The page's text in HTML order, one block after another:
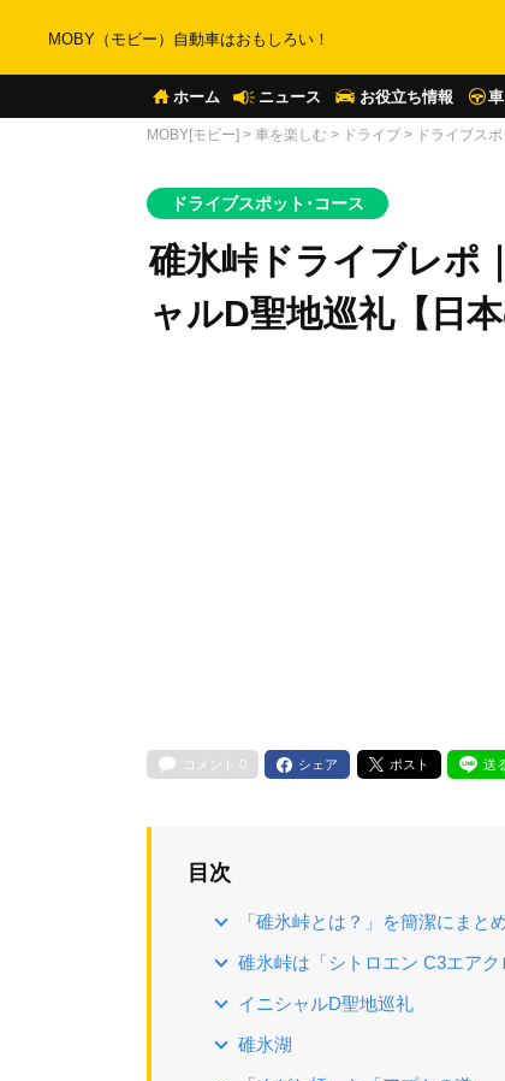
MOBY（モビー）自動車はおもしろい！
ホーム ニュース お役立ち情報
MOBY[モビー] > 車を楽しむ > ドライブ > ドライブス
ドライブスポット･コース
碓氷峠ドライブレポ
ャルD聖地巡礼【日本
コメント 0 シェア ポスト 送
目次
「碓氷峠とは？」を簡潔にまと
碓氷峠は「シトロエン C3エアク
イニシャルD聖地巡礼
碓氷湖